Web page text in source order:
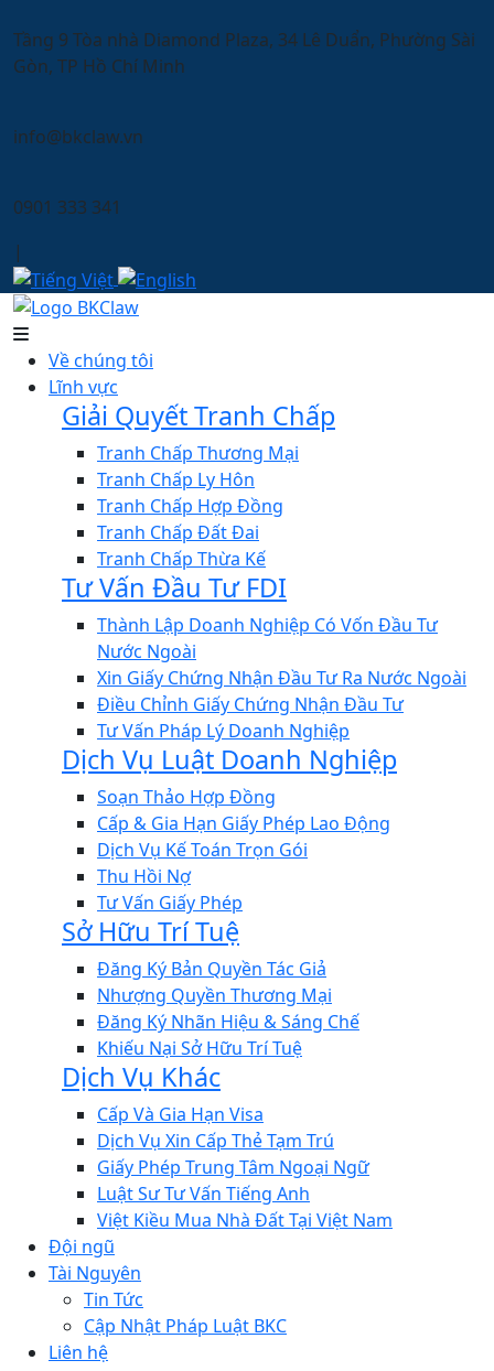
Tầng 9 Tòa nhà Diamond Plaza, 34 Lê Duẩn, Phường Sài
Gòn, TP Hồ Chí Minh
info@bkclaw.vn
0901 333 341
|
Về chúng tôi
Lĩnh vực
Giải Quyết Tranh Chấp
Tranh Chấp Thương Mại
Tranh Chấp Ly Hôn
Tranh Chấp Hợp Đồng
Tranh Chấp Đất Đai
Tranh Chấp Thừa Kế
Tư Vấn Đầu Tư FDI
Thành Lập Doanh Nghiệp Có Vốn Đầu Tư
Nước Ngoài
Xin Giấy Chứng Nhận Đầu Tư Ra Nước Ngoài
Điều Chỉnh Giấy Chứng Nhận Đầu Tư
Tư Vấn Pháp Lý Doanh Nghiệp
Dịch Vụ Luật Doanh Nghiệp
Soạn Thảo Hợp Đồng
Cấp & Gia Hạn Giấy Phép Lao Động
Dịch Vụ Kế Toán Trọn Gói
Thu Hồi Nợ
Tư Vấn Giấy Phép
Sở Hữu Trí Tuệ
Đăng Ký Bản Quyền Tác Giả
Nhượng Quyền Thương Mại
Đăng Ký Nhãn Hiệu & Sáng Chế
Khiếu Nại Sở Hữu Trí Tuệ
Dịch Vụ Khác
Cấp Và Gia Hạn Visa
Dịch Vụ Xin Cấp Thẻ Tạm Trú
Giấy Phép Trung Tâm Ngoại Ngữ
Luật Sư Tư Vấn Tiếng Anh
Việt Kiều Mua Nhà Đất Tại Việt Nam
Đội ngũ
Tài Nguyên
Tin Tức
Cập Nhật Pháp Luật BKC
Liên hệ